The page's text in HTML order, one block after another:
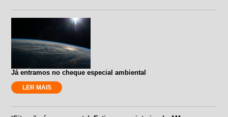
Já entramos no cheque especial ambiental
LER MAIS